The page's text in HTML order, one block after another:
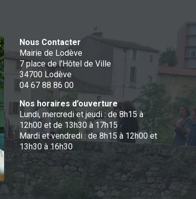
Nous Contacter
Mairie de Lodève
7 place de l'Hôtel de Ville
34700 Lodève
04 67 88 86 00
Nos horaires d’ouverture
Lundi, mercredi et jeudi : de 8h15 à
12h00 et de 13h30 à 17h15
Mardi et vendredi : de 8h15 à 12h00 et
13h30 à 16h30